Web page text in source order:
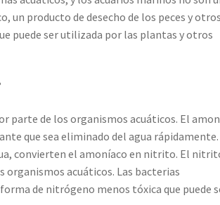
un producto de desecho de los peces y
puede ser utilizada por las plantas y otros
parte de los organismos acuáticos. El
que sea eliminado del agua rápidamente.
convierten el amoníaco en nitrito. El
organismos acuáticos. Las bacterias
de nitrógeno menos tóxica que puede